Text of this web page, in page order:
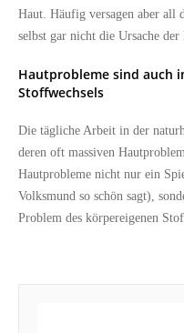
Haut. Häufig versagen aber
selbst gar nicht die Ursache
Hautprobleme sind auch
Stoffwechsels
Die tägliche Arbeit in der
deren oft massiven
Hautprobleme nicht nur ein
Volksmund so schön sagt),
Problem des körpereigenen